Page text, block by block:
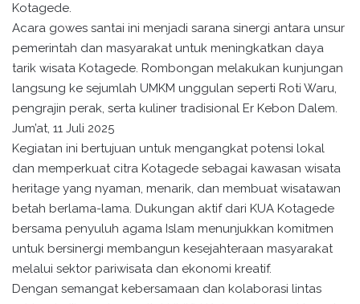
Kotagede.
Acara gowes santai ini menjadi sarana sinergi antara unsur
pemerintah dan masyarakat untuk meningkatkan daya
tarik wisata Kotagede. Rombongan melakukan kunjungan
langsung ke sejumlah UMKM unggulan seperti Roti Waru,
pengrajin perak, serta kuliner tradisional Er Kebon Dalem.
Jum’at, 11 Juli 2025
Kegiatan ini bertujuan untuk mengangkat potensi lokal
dan memperkuat citra Kotagede sebagai kawasan wisata
heritage yang nyaman, menarik, dan membuat wisatawan
betah berlama-lama. Dukungan aktif dari KUA Kotagede
bersama penyuluh agama Islam menunjukkan komitmen
untuk bersinergi membangun kesejahteraan masyarakat
melalui sektor pariwisata dan ekonomi kreatif.
Dengan semangat kebersamaan dan kolaborasi lintas